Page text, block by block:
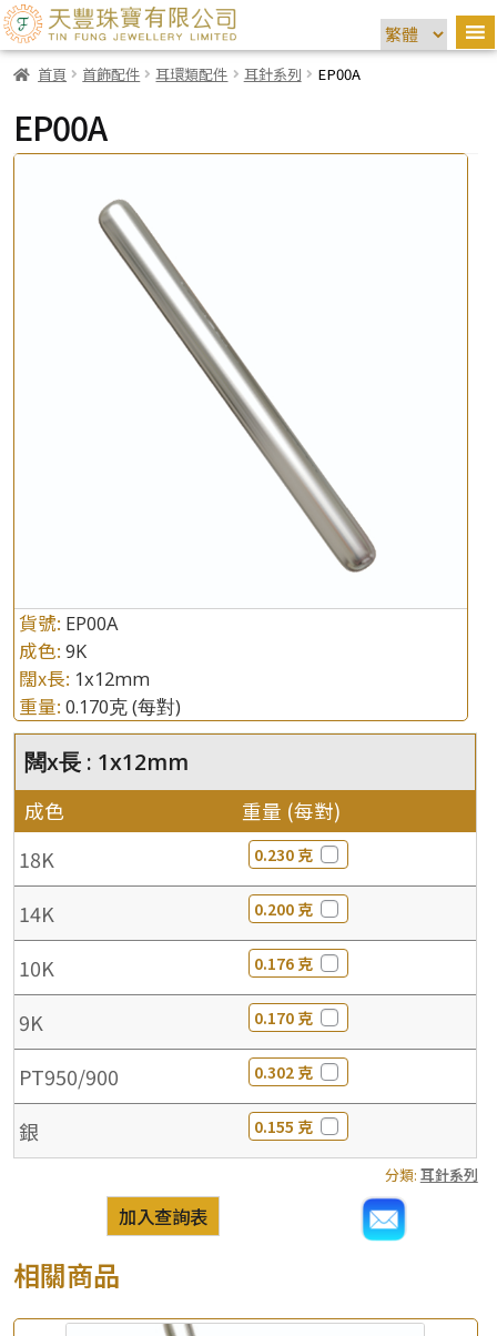
首頁 首飾配件 耳環類配件 耳針系列 EP00A
EP00A
貨號: EP00A
成色: 9K
闊x長: 1x12mm
重量: 0.170克(每對)
闊x長 : 1x12mm
成色 重量 (每對)
18K 0.230 克
14K 0.200 克
10K 0.176 克
9K 0.170 克
PT950/900 0.302 克
銀 0.155 克
分類: 耳針系列
加入查詢表
相關商品